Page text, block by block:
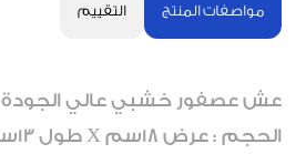
مواصفات المنتج التقييم
عش عصفور خشبي عالي الجودة
الحجم : عرض 18سم X طول 13سم X ارتفاع 11سم